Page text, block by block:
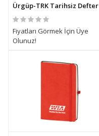
Ürgüp-TRK Tarihsiz Defter
Fiyatları Görmek İçin Üye
Olunuz!